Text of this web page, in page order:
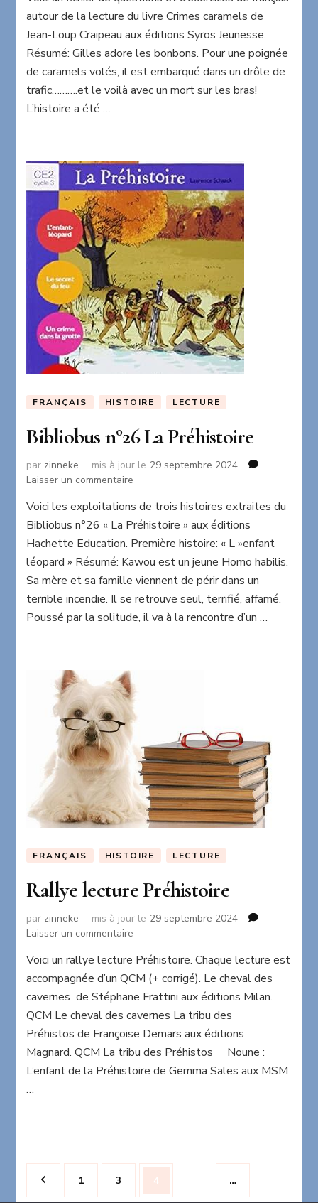
autour de la lecture du livre Crimes caramels de
Jean-Loup Craipeau aux éditions Syros Jeunesse.
Résumé: Gilles adore les bonbons. Pour une poignée
de caramels volés, il est embarqué dans un drôle de
trafic……….et le voilà avec un mort sur les bras!
L’histoire a été …
FRANÇAIS HISTOIRE LECTURE
Bibliobus n°26 La Préhistoire
par zinneke mis à jour le 29 septembre 2024
Laisser un commentaire
n°26
La
Préhistoire
Voici les exploitations de trois histoires extraites du
Bibliobus n°26 « La Préhistoire » aux éditions
Hachette Education. Première histoire: « L »enfant
léopard » Résumé: Kawou est un jeune Homo habilis.
Sa mère et sa famille viennent de périr dans un
terrible incendie. Il se retrouve seul, terrifié, affamé.
Poussé par la solitude, il va à la rencontre d’un …
FRANÇAIS HISTOIRE LECTURE
Rallye lecture Préhistoire
par zinneke mis à jour le 29 septembre 2024
Laisser un commentaire
lecture
Préhistoire
Voici un rallye lecture Préhistoire. Chaque lecture est
accompagnée d’un QCM (+ corrigé). Le cheval des
cavernes de Stéphane Frattini aux éditions Milan.
QCM Le cheval des cavernes La tribu des
Préhistos de Françoise Demars aux éditions
Magnard. QCM La tribu des Préhistos Noune :
L’enfant de la Préhistoire de Gemma Sales aux MSM
…
Pagination
des
Page
1 …
Page
3 Page
4